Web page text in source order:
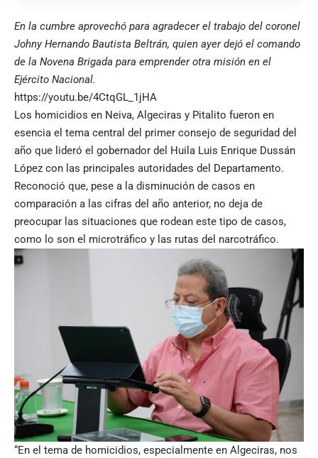
En la cumbre aprovechó para agradecer el trabajo del coronel
Johny Hernando Bautista Beltrán, quien ayer dejó el comando
de la Novena Brigada para emprender otra misión en el
Ejército Nacional.
https://youtu.be/4CtqGL_1jHA
Los homicidios en Neiva, Algeciras y Pitalito fueron en
esencia el tema central del primer consejo de seguridad del
año que lideró el gobernador del Huila Luis Enrique Dussán
López con las principales autoridades del Departamento.
Reconoció que, pese a la disminución de casos en
comparación a las cifras del año anterior, no deja de
preocupar las situaciones que rodean este tipo de casos,
como lo son el microtráfico y las rutas del narcotráfico.
“En el tema de homicidios, especialmente en Algeciras, nos